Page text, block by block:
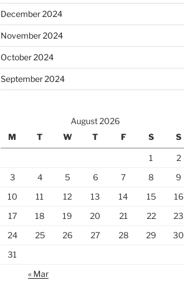
December 2024
November 2024
October 2024
September 2024
August 2026
M
T W T F S S
1
2
3
4 5 6 7 8
9
10
11 12 13 14 15
16
17
18 19 20 21 22
23
24
25 26 27 28 29
30
31
« Mar